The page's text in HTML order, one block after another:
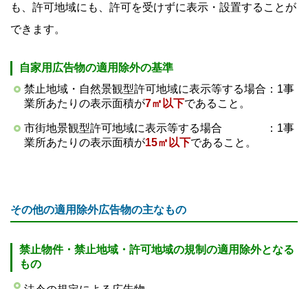
も、許可地域にも、許可を受けずに表示・設置することが
できます。
自家用広告物の適用除外の基準
禁止地域・自然景観型許可地域に表示等する場合：1事
業所あたりの表示面積が7㎡以下であること。
市街地景観型許可地域に表示等する場合 ：1事
業所あたりの表示面積が15㎡以下であること。
その他の適用除外広告物の主なもの
禁止物件・禁止地域・許可地域の規制の適用除外となる
もの